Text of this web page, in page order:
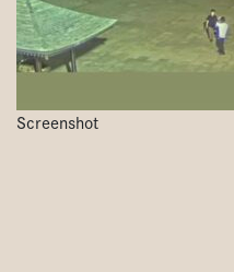
Screenshot